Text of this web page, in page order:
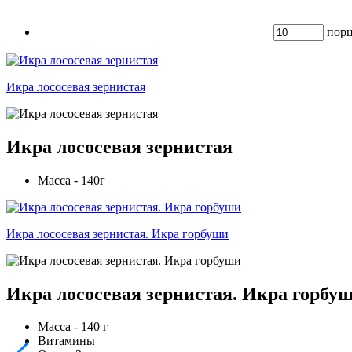
Икра лососевая зернистая
Икра лососевая зернистая
Масса - 140г
Икра лососевая зернистая. Икра горбуши
Икра лососевая зернистая. Икра
Масса - 140 г
Витамины